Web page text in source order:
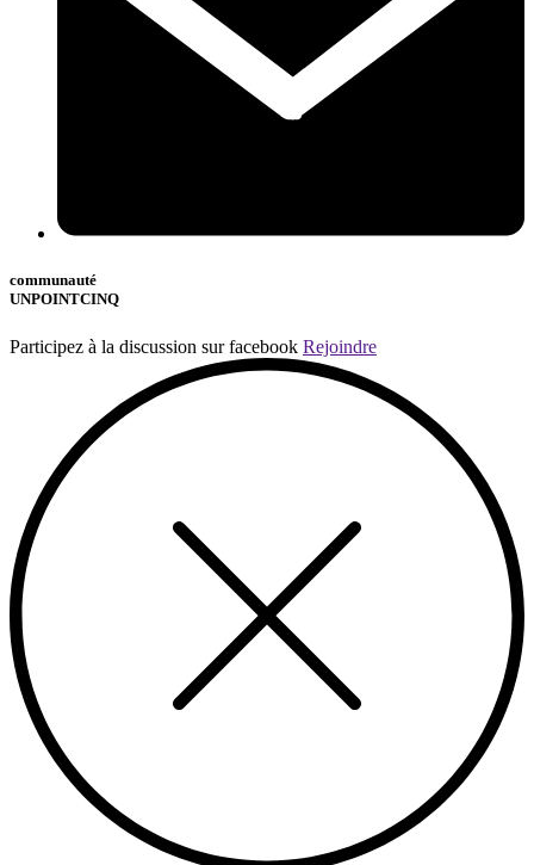
communauté
UNPOINTCINQ
Participez à la discussion sur facebook Rejoindre